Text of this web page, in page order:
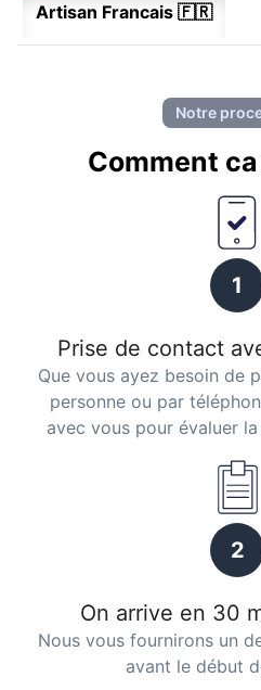
Artisan Francais 🇫🇷
Notre
Comment
1
Prise de contact
Que vous ayez besoin de
personne ou par
avec vous pour évaluer
2
On arrive en 30
Nous vous fournirons un
avant le début